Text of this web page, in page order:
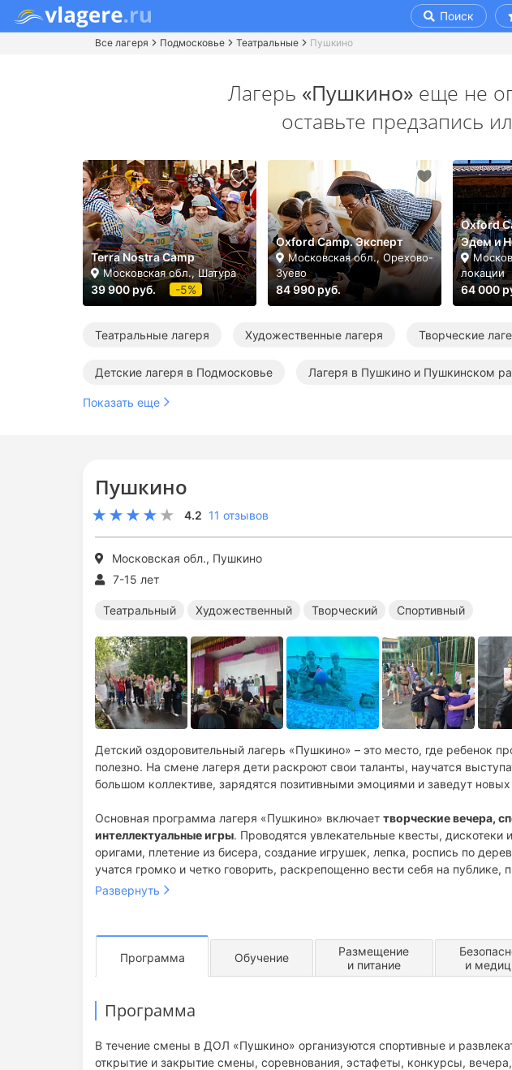
Поиск
Все лагеря Подмосковье Театральные Пушкино
Пушкино
4.2 11 отзывов
Московская обл., Пушкино
7-15 лет
Театральный Художественный Творческий Спортивный
Детский оздоровительный лагерь «Пушкино» – это место, где ребенок
полезно. На смене лагеря дети раскроют свои таланты, научатся
большом коллективе, зарядятся позитивными эмоциями и заведут
Основная программа лагеря «Пушкино» включает творческие вечера,
интеллектуальные игры. Проводятся увлекательные квесты,
оригами, плетение из бисера, создание игрушек, лепка, роспись по
учатся громко и четко говорить, раскрепощенно вести себя на публике,
проводятся тренинги по правильному дыханию, пластике и снятию
многое другое.
Развернуть
Программа Обучение
Размещение
и питание
и
Программа
В течение смены в ДОЛ «Пушкино» организуются спортивные и
открытие и закрытие смены, соревнования, эстафеты, конкурсы,
Лагерь «Пушкино»еще не
оставьте предзапись
Terra Nostra Camp
Московская обл., Шатура
39 900 руб. -5%
Oxford Camp. Эксперт
Московская обл., Орехово-
Зуево
84 990 руб.
Oxford
Эдем и
локации
64 000
Театральные лагеря Художественные лагеря Творческие
Детские лагеря в Подмосковье Лагеря в Пушкино и Пушкинском
Художественные лагеря в Подмосковье
Летние творческие лагеря
Показать еще